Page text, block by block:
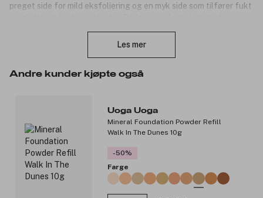
preget side for mild eksfoliering og en myk side som tilfører fukt
jevnere hud. Ved regelmessig bruk bidrar de til en matt
urenheter.
Les mer
Andre kunder kjøpte også
Uoga Uoga
Mineral Foundation Powder Refill
Walk In The Dunes 10g
-50%
Farge